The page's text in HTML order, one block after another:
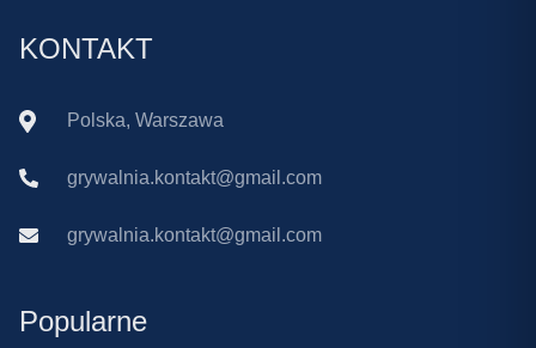
KONTAKT
Polska, Warszawa
grywalnia.kontakt@gmail.com
grywalnia.kontakt@gmail.com
Popularne